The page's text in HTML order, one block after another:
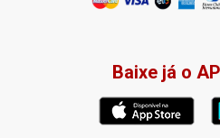
Baixe já o